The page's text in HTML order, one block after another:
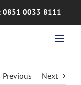
0851 0033 8111
Previous Next